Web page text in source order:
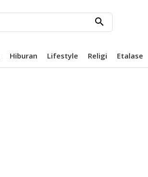
search
Hiburan Lifestyle Religi Etalase